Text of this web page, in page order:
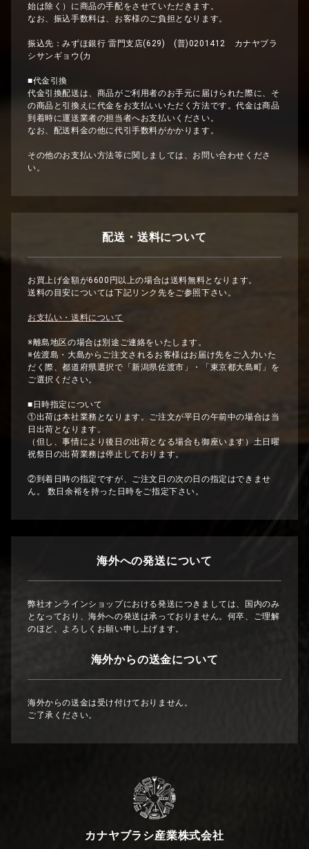
始は除く）に商品の手配をさせていただきます。
なお、振込手数料は、お客様のご負担となります。
振込先：みずほ銀行 雷門支店(629) (普)0201412 カナヤブラ
シサンギョウ(カ
■代金引換
代金引換配送は、商品がご利用者のお手元に届けられた際に、そ
の商品と引換えに代金をお支払いいただく方法です。代金は商品
到着時に運送業者の担当者へお支払いください。
なお、配送料金の他に代引手数料がかかります。
その他のお支払い方法等に関しましては、お問い合わせくださ
い。
配送・送料について
お買上げ金額が6600円以上の場合は送料無料となります。
送料の目安については下記リンク先をご参照下さい。
お支払い・送料について
※離島地区の場合は別途ご連絡をいたします。
※佐渡島・大島からご注文されるお客様はお届け先をご入力いた
だく際、都道府県選択で「新潟県佐渡市」・「東京都大島町」を
ご選択ください。
■日時指定について
①出荷は本社業務となります。ご注文が平日の午前中の場合は当
日出荷となります。
（但し、事情により後日の出荷となる場合も御座います）土日曜
祝祭日の出荷業務は停止しております。
②到着日時の指定ですが、ご注文日の次の日の指定はできませ
ん。 数日余裕を持った日時をご指定下さい。
海外への発送について
弊社オンラインショップにおける発送につきましては、国内のみ
となっており、海外への発送は承っておりません。何卒、ご理解
のほど、よろしくお願い申し上げます。
海外からの送金について
海外からの送金は受け付けておりません。
ご了承ください。
カナヤブラシ産業株式会社